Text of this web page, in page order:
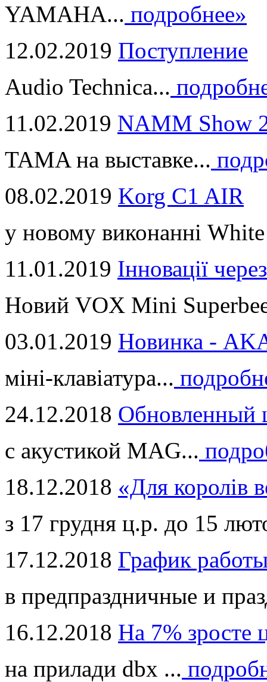
YAMAHA... подробнее»
12.02.2019 Поступление
Audio Technica...
11.02.2019 NAMM Show
TAMA на выставке...
08.02.2019 Korg C1 AIR
у новому виконанні
11.01.2019 Інновації
Новий VOX Mini
03.01.2019 Новинка -
міні-клавіатура...
24.12.2018 Обновленный
с акустикой MAG...
18.12.2018 «Для королів
з 17 грудня ц.р. до 15
17.12.2018 График
в предпраздничные и
16.12.2018 На 7% зросте
на прилади dbx ...